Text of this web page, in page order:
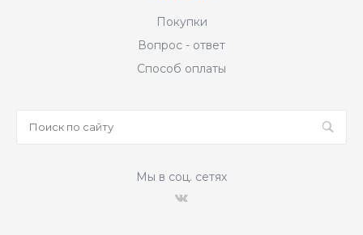
Покупки
Вопрос - ответ
Способ оплаты
Мы в соц. сетях